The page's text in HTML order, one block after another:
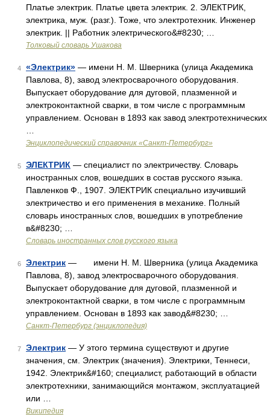
Платье электрик. Платье цвета электрик. 2. ЭЛЕКТРИК,
электрика, муж. (разг.). Тоже, что электротехник. Инженер
электрик. || Работник электрического&#8230; …
Толковый словарь Ушакова
4 «Электрик» — имени Н. М. Шверника (улица Академика
Павлова, 8), завод электросварочного оборудования.
Выпускает оборудование для дуговой, плазменной и
электроконтактной сварки, в том числе с программным
управлением. Основан в 1893 как завод электротехнических
Энциклопедический справочник «Санкт-Петербург»
5 ЭЛЕКТРИК — специалист по электричеству. Словарь
иностранных слов, вошедших в состав русского языка.
Павленков Ф., 1907. ЭЛЕКТРИК специально изучивший
электричество и его применения в механике. Полный
словарь иностранных слов, вошедших в употребление
в&#8230; …
Словарь иностранных слов русского языка
6 Электрик — имени Н. М. Шверника (улица Академика
Павлова, 8), завод электросварочного оборудования.
Выпускает оборудование для дуговой, плазменной и
электроконтактной сварки, в том числе с программным
управлением. Основан в 1893 как завод&#8230; …
Санкт-Петербург (энциклопедия)
7 Электрик — У этого термина существуют и другие
значения, см. Электрик (значения). Электрики, Теннеси,
1942. Электрик&#160; специалист, работающий в области
электротехники, занимающийся монтажом, эксплуатацией
или …
Википедия